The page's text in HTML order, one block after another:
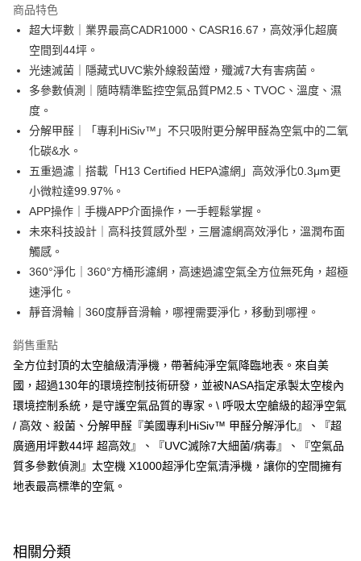
臺灣中小企業銀行
匯豐（台灣）商業銀行
華泰商業銀行
聯邦商業銀行
元大商業銀行
永豐商業銀行
玉山商業銀行
星展（台灣）商業銀行
台灣樂天信用卡公司
上海商業儲蓄銀行
國泰世華商業銀行
兆豐國際商業銀行
匯豐（台灣）商業銀行
聯邦商業銀行
遠東國際商業銀行
元大商業銀行
永豐商業銀行
玉山商業銀行
台新國際商業銀行
中國信託商業銀行
LINE Pay
Apple Pay
街口支付
Google Pay
ATM付款
運送方式
宅配
每筆NT$100，滿NT$999(含以上)免運費
商品特色
超大坪數｜業界最高CADR1000、CASR16.67，高效淨化超廣
空間到44坪。
光速滅菌｜隱藏式UVC紫外線殺菌燈，殲滅7大有害病菌。
多參數偵測｜隨時精準監控空氣品質PM2.5、TVOC、溫度、濕
度。
分解甲醛｜「專利HiSiv™」不只吸附更分解甲醛為空氣中的二氧
化碳&水。
五重過濾｜搭載「H13 Certified HEPA濾網」高效淨化0.3μm更
小微粒達99.97%。
APP操作｜手機APP介面操作，一手輕鬆掌握。
未來科技設計｜高科技質感外型，三層濾網高效淨化，溫潤布面
觸感。
360°淨化｜360°方桶形濾網，高速過濾空氣全方位無死角，超極
速淨化。
靜音滑輪｜360度靜音滑輪，哪裡需要淨化，移動到哪裡。
銷售重點
全方位封頂的太空艙級清淨機，帶著純淨空氣降臨地表。來自美
國，超過130年的環境控制技術研發，並被NASA指定承製太空梭內
環境控制系統，是守護空氣品質的專家。\ 呼吸太空艙級的超淨空氣
/ 高效、殺菌、分解甲醛『美國專利HiSiv™ 甲醛分解淨化』、『超
廣適用坪數44坪 超高效』、『UVC滅除7大細菌/病毒』、『空氣品
質多參數偵測』太空機 X1000超淨化空氣清淨機，讓你的空間擁有
地表最高標準的空氣。
相關分類